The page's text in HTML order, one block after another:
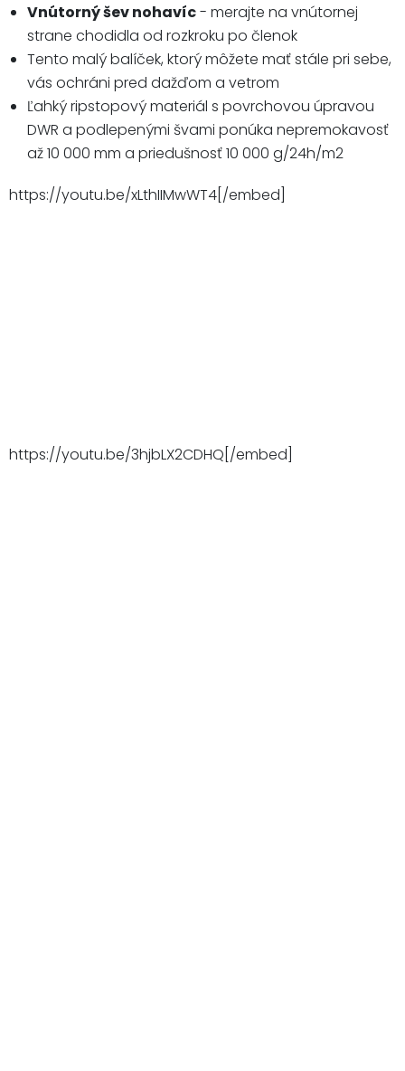
Vnútorný šev nohavíc- merajte na vnútornej
strane chodidla od rozkroku po členok
Tento malý balíček, ktorý môžete mať stále pri sebe,
vás ochráni pred dažďom a vetrom
Ľahký ripstopový materiál s povrchovou úpravou
DWR a podlepenými švami ponúka nepremokavosť
až 10 000 mm a priedušnosť 10 000 g/24h/m2
https://youtu.be/xLthIIMwWT4[/embed]
https://youtu.be/3hjbLX2CDHQ[/embed]